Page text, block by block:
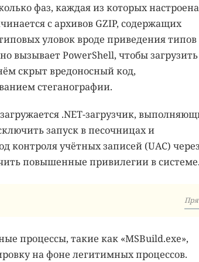
фаз, каждая из которых
с архивов GZIP, содержащих
уловок вроде приведения типов
вызывает PowerShell, чтобы загрузить
скрыт вредоносный код,
стеганографии.
.NET-загрузчик,
запуск в песочницах и
контроля учётных записей (UAC) через
повышенные привилегии в системе.
процессы, такие как «MSBuild.exe»,
на фоне легитимных процессов.